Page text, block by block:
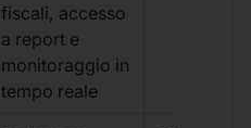
fiscali, accesso
a report e
monitoraggio in
tempo reale